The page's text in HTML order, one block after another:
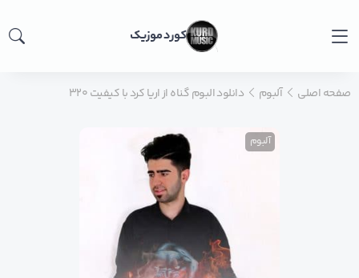
کورد موزیک
صفحه اصلی آلبوم دانلود البوم گناه از اریا کرد با کیفیت ۳۲۰
آلبوم